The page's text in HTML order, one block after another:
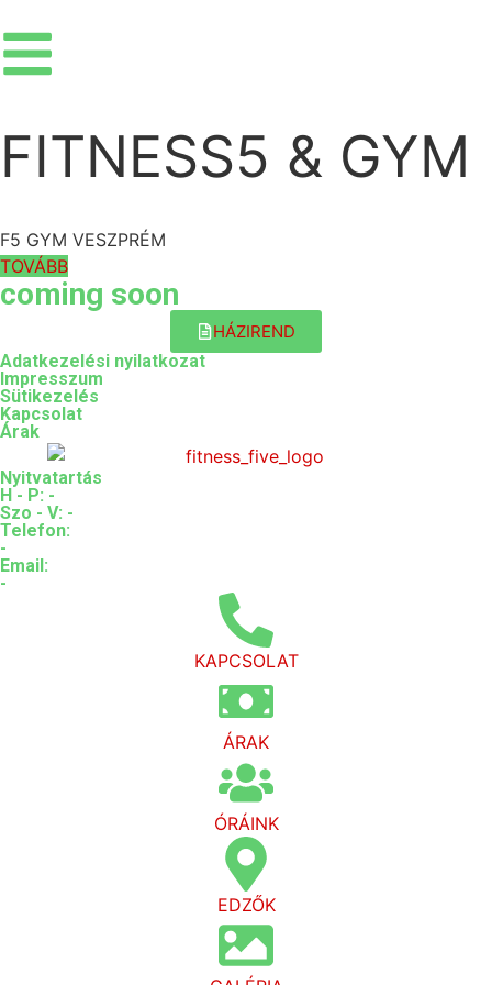
FITNESS5 & GYM
F5 GYM VESZPRÉM
TOVÁBB
coming soon
HÁZIREND
Adatkezelési nyilatkozat
Impresszum
Sütikezelés
Kapcsolat
Árak
Nyitvatartás
H - P: -
Szo - V: -
Telefon:
-
Email:
-
KAPCSOLAT
ÁRAK
ÓRÁINK
EDZŐK